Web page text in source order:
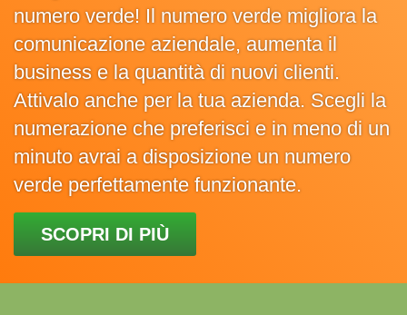
numero verde! Il numero verde migliora la
comunicazione aziendale, aumenta il
business e la quantità di nuovi clienti.
Attivalo anche per la tua azienda. Scegli la
numerazione che preferisci e in meno di un
minuto avrai a disposizione un numero
verde perfettamente funzionante.
SCOPRI DI PIÙ